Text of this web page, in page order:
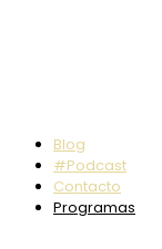
Blog
#Podcast
Contacto
Programas